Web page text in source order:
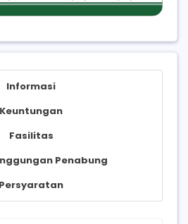
Informasi
Keuntungan
Fasilitas
Penabung
Persyaratan